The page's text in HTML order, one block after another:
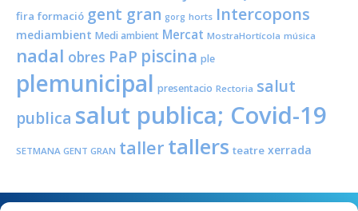
fira formació gent gran gorg horts Intercopons
mediambient Medi ambient Mercat MostraHortícola música
nadal obres PaP piscina ple
plemunicipal presentacio Rectoria salut
publica salut publica; Covid-19
SETMANA GENT GRAN taller tallers teatre xerrada